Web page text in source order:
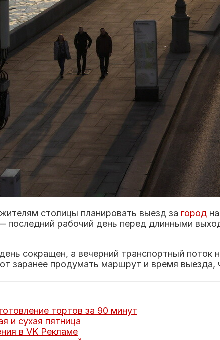
столицы планировать выезд за город
рабочий день перед длинными
сокращен, а вечерний транспортный поток
заранее продумать маршрут и время выезда,
тортов за 90 минут
и сухая пятница
в VK Рекламе